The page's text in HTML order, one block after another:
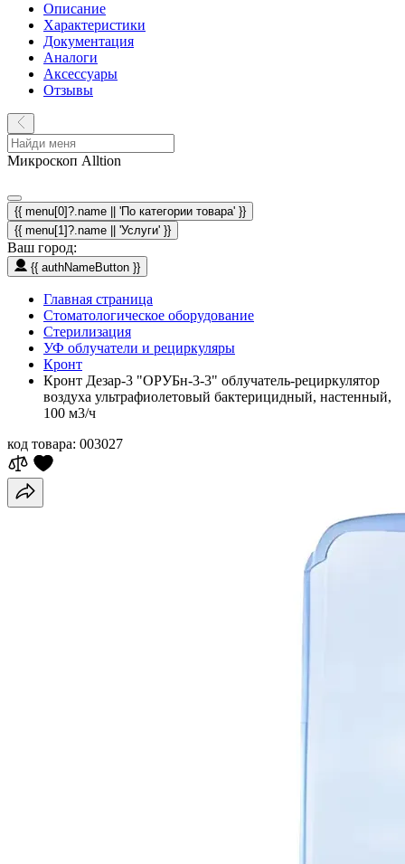
Описание
Характеристики
Документация
Аналоги
Аксессуары
Отзывы
Микроскоп Alltion
{{ menu[0]?.name || 'По категории товара' }}
{{ menu[1]?.name || 'Услуги' }}
Ваш город:
{{ authNameButton }}
Главная страница
Стоматологическое оборудование
Стерилизация
УФ облучатели и рециркуляры
Кронт
Кронт Дезар-3 "ОРУБн-3-3" облучатель-рециркулятор
воздуха ультрафиолетовый бактерицидный, настенный,
100 м3/ч
код товара: 003027